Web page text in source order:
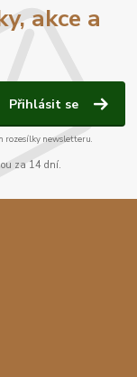
akce a
Přihlásit se
rozesílky newsletteru.
za 14 dní.